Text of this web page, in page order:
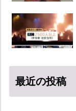
最近の投稿